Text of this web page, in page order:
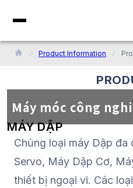
Product Information
Máy móc công
MÁY DẬP
Chủng loại máy Dập đa
Servo, Máy Dập Cơ,
thiết bị ngoại vi. Các